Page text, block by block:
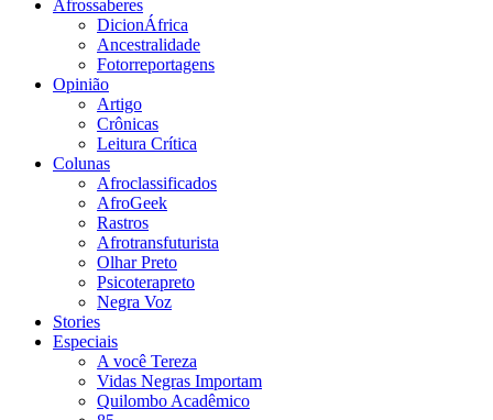
Afrossaberes
DicionÁfrica
Ancestralidade
Fotorreportagens
Opinião
Artigo
Crônicas
Leitura Crítica
Colunas
Afroclassificados
AfroGeek
Rastros
Afrotransfuturista
Olhar Preto
Psicoterapreto
Negra Voz
Stories
Especiais
A você Tereza
Vidas Negras Importam
Quilombo Acadêmico